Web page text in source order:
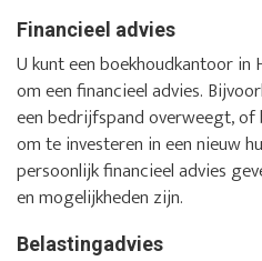
Financieel advies
U kunt een boekhoudkantoor
om een financieel advies.
een bedrijfspand overweegt,
om te investeren in een nieuw
persoonlijk financieel advies
en mogelijkheden zijn.
Belastingadvies